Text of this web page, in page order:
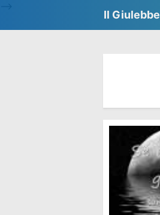
Il Giulebbe